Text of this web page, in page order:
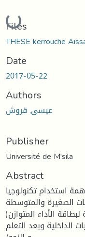
Loading...
Files
THESE kerrouche
Date
2017-05-22
Authors
عيسى, قروش
Publisher
Université de M'sila
Abstract
استخدام تكنولوجيا
الصغيرة والمتوسطة
الأداء المتوازن(
الداخلية وبعد التعلم